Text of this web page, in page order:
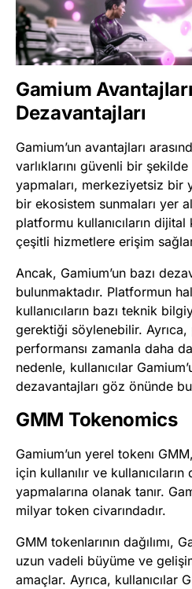
Gamium
Dezavantajları
Gamium’un avantajları
varlıklarını güvenli bir
yapmaları, merkeziyetsiz bir
bir ekosistem sunmaları yer
platformu kullanıcıların
çeşitli hizmetlere erişim
Ancak, Gamium’un bazı
bulunmaktadır. Platformun
kullanıcıların bazı teknik
gerektiği söylenebilir.
performansı zamanla daha
nedenle, kullanıcılar
dezavantajları göz önünde
GMM Tokenomics
Gamium’un yerel tokenı
için kullanılır ve
yapmalarına olanak tanır.
milyar token civarındadır.
GMM tokenlarının dağılımı,
uzun vadeli büyüme ve
amaçlar. Ayrıca, kullanıcılar